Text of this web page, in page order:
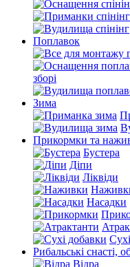
Поплавок
зборі
Зима
Прикормки та
Бустера
Діпи
Ліквіди
Насадки
Рибальські снасті,
Відра